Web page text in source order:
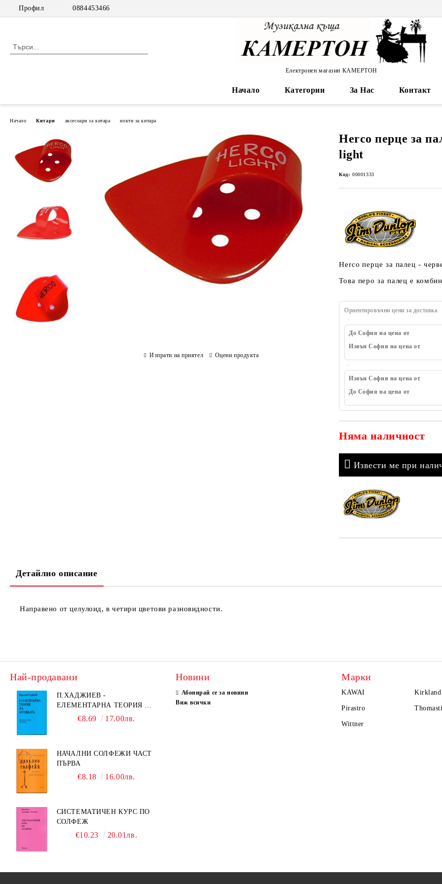
Профил 0884453466
Електронен магазин КАМЕРТОН
Начало Категории За Нас Контакт
Начало Китари аксесоари за китара нокти за китара
Herco перце за
light
Код: 00001333
Herco перце за палец -
Това перо за палец е
Ориентировъчни цени за доставка
До София на цена от
Извън София на цена от
Извън София на цена от
До София на цена от
Няма наличност
Извести ме при
Изпрати на приятел Оцени продукта
Детайлно описание
Направено от целулоид, в четири цветови разновидности.
Най-продавани
П.ХАДЖИЕВ -
ЕЛЕМЕНТАРНА ТЕОРИЯ НА
МУЗИКАТА
€8.69 17.00лв.
НАЧАЛНИ СОЛФЕЖИ ЧАСТ
ПЪРВА
€8.18 16.00лв.
СИСТЕМАТИЧЕН КУРС ПО
СОЛФЕЖ
€10.23 20.01лв.
Новини
Абонирай се за новини
Виж всички
Марки
KAWAI Kirkland
Pirastro
Wittner